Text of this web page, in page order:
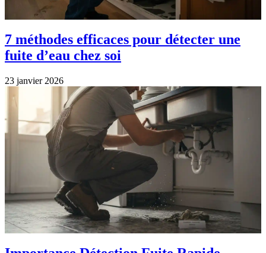
7 méthodes efficaces pour détecter une
fuite d’eau chez soi
23 janvier 2026